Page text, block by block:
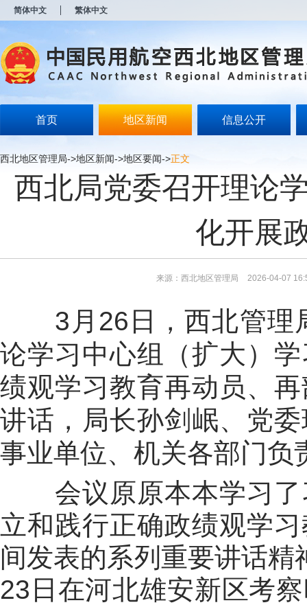
简体中文 繁体中文
首页 地区新闻 信息公开
西北地区管理局->地区新闻->地区要闻->正文
西北局党委召开理论
化开展
来源：西北地区管理局 2026-04-07
3 月 26 日，西北管理
论学习中心组（扩大）
绩观学习教育再动员、
讲话，局长孙剑岷、党
事业单位、机关各部门负
会议原原本本学习
立和践行正确政绩观学
间发表的系列重要讲话
23 日在河北雄安新区考
开
无
障
说
按
Alt